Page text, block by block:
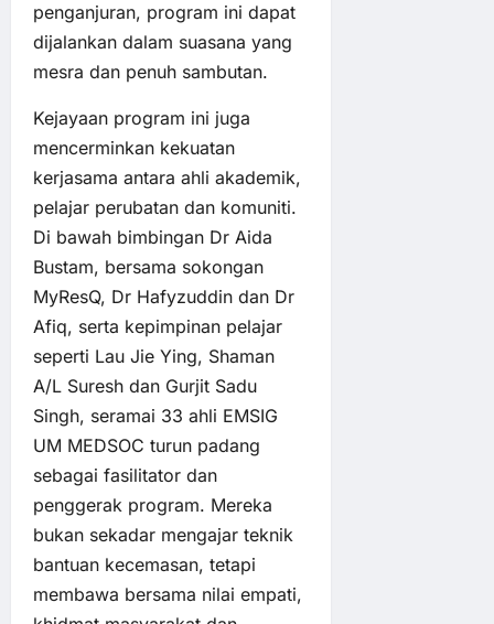
penganjuran, program ini dapat
dijalankan dalam suasana yang
mesra dan penuh sambutan.
Kejayaan program ini juga
mencerminkan kekuatan
kerjasama antara ahli akademik,
pelajar perubatan dan komuniti.
Di bawah bimbingan Dr Aida
Bustam, bersama sokongan
MyResQ, Dr Hafyzuddin dan Dr
Afiq, serta kepimpinan pelajar
seperti Lau Jie Ying, Shaman
A/L Suresh dan Gurjit Sadu
Singh, seramai 33 ahli EMSIG
UM MEDSOC turun padang
sebagai fasilitator dan
penggerak program. Mereka
bukan sekadar mengajar teknik
bantuan kecemasan, tetapi
membawa bersama nilai empati,